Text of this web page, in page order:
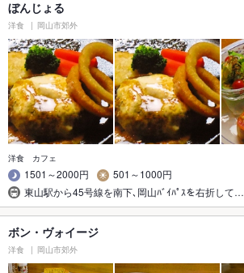
ぼんじょる
洋食 岡山市郊外
洋食 カフェ
1501～2000円
501～1000円
東山駅から45号線を南下､岡山ﾊﾞｲﾊﾟｽを右折して…
ボン・ヴォイージ
洋食 岡山市郊外